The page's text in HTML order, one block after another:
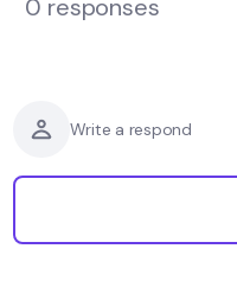
0 responses
Write a respond